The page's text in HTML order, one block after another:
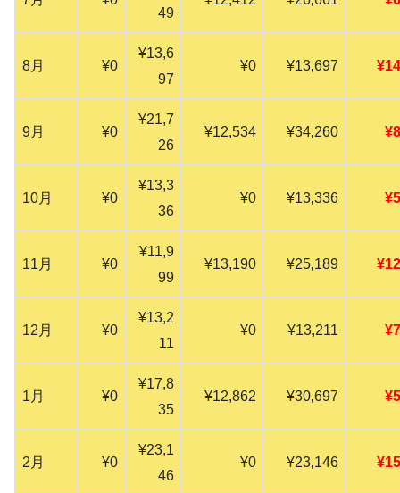
49
8月 ¥0
¥13,6
97
¥0 ¥13,697
9月 ¥0
¥21,7
26
¥12,534 ¥34,260
10月 ¥0
¥13,3
36
¥0 ¥13,336
11月 ¥0
¥11,9
99
¥13,190 ¥25,189
12月 ¥0
¥13,2
11
¥0 ¥13,211
1月 ¥0
¥17,8
35
¥12,862 ¥30,697
2月 ¥0
¥23,1
46
¥0 ¥23,146